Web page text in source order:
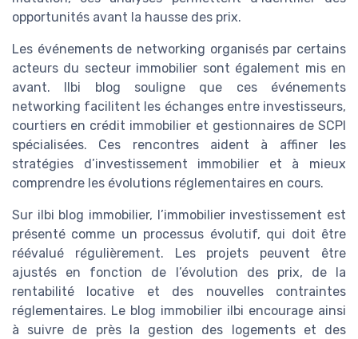
opportunités avant la hausse des prix.
Les événements de networking organisés par certains
acteurs du secteur immobilier sont également mis en
avant. Ilbi blog souligne que ces événements
networking facilitent les échanges entre investisseurs,
courtiers en crédit immobilier et gestionnaires de SCPI
spécialisées. Ces rencontres aident à affiner les
stratégies d’investissement immobilier et à mieux
comprendre les évolutions réglementaires en cours.
Sur ilbi blog immobilier, l’immobilier investissement est
présenté comme un processus évolutif, qui doit être
réévalué régulièrement. Les projets peuvent être
ajustés en fonction de l’évolution des prix, de la
rentabilité locative et des nouvelles contraintes
réglementaires. Le blog immobilier ilbi encourage ainsi
à suivre de près la gestion des logements et des